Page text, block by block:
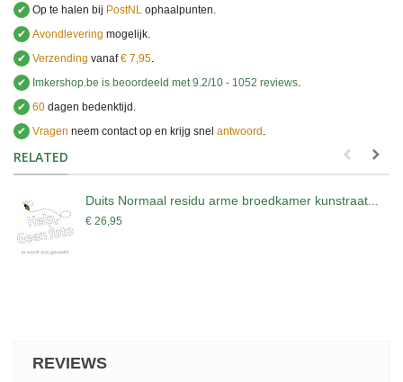
✔ Op te halen bij PostNL ophaalpunten.
✔ Avondlevering mogelijk.
✔ Verzending vanaf€ 7,95.
✔
Imkershop.be is beoordeeld met9.2/10 - 1052 reviews.
✔ 60 dagen bedenktijd.
✔ Vragen neem contact op en krijg snel antwoord .
RELATED
Duits Normaal residu arme broedkamer kunstraat...
€ 26,95
REVIEWS